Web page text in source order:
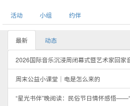
活动 小组 约伴
最新 动态
2026国际音乐沉浸周闭幕式暨艺术家回家
周末公益小课堂｜电是怎么来的
“星光书伴”晚阅读：民俗节日情怀感悟